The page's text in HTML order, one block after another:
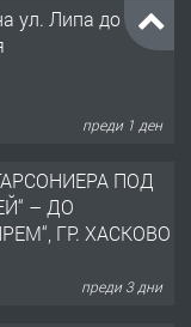
ул. Липа до
преди 1 ден
ПОД
– ДО
ГР. ХАСКОВО
преди 3 дни